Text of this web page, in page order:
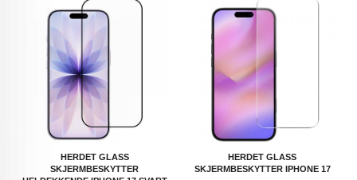
HERDET GLASS
SKJERMBESKYTTER
HERDET GLASS
SKJERMBESKYTTER IPHONE 17